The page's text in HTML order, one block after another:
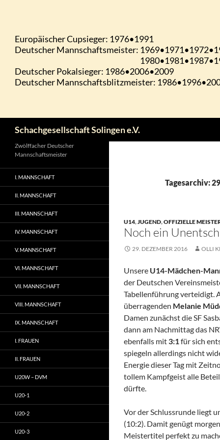
Schachgesellschaft Solingen e.V.
Tagesarchiv:
U14,JUGEND,OFFIZIELLE
Noch ein
29. DEZEMBER 2016 OLLI
Unsere U14-Mädchen-
der Deutschen
Tabellenführung verteidigt.
überragenden Melanie
Damen zunächst die SF
dann am Nachmittag das
ebenfalls mit 3:1für sich
spiegeln allerdings nicht
Energie dieser Tag mit
tollem Kampfgeist alle
dürfte.
Vor der Schlussrunde liegt
(10:2). Damit genügt
Meistertitel perfekt zu
Zwölffacher Deutscher
Mannschaftsmeister
I. MANNSCHAFT
II. MANNSCHAFT
III. MANNSCHAFT
IV. MANNSCHAFT
V. MANNSCHAFT
VI. MANNSCHAFT
VII. MANNSCHAFT
VIII. MANNSCHAFT
IX. MANNSCHAFT
I. FRAUEN
II. FRAUEN
U20W – DVM
U20-1
U20-2
U20-3